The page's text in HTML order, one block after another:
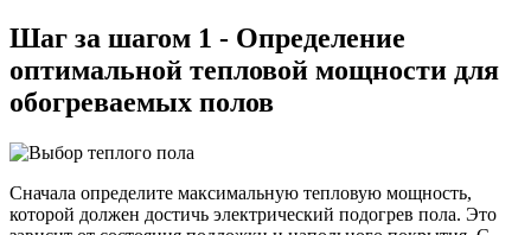
Шаг за шагом 1 - Определение
оптимальной тепловой мощности для
обогреваемых полов
Сначала определите максимальную тепловую мощность,
которой должен достичь электрический подогрев пола. Это